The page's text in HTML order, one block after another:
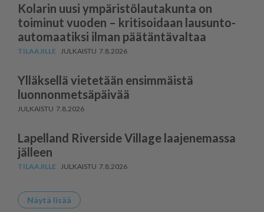
Kolarin uusi ympäris­tö­lau­takunta on
toiminut vuoden – kritisoidaan lausun­to­
au­to­maatiksi ilman päätäntävaltaa
7.8.2026
Ylläksellä vietetään ensimmäistä
luonnonmetsäpäivää
7.8.2026
Lapelland Riverside Village laajenemassa
jälleen
7.8.2026
Näytä lisää